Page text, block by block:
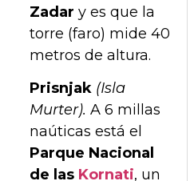
Zadar y es que la
torre (faro) mide 40
metros de altura.
Prisnjak (Isla
Murter). A 6 millas
naúticas está el
Parque Nacional
de las Kornati, un